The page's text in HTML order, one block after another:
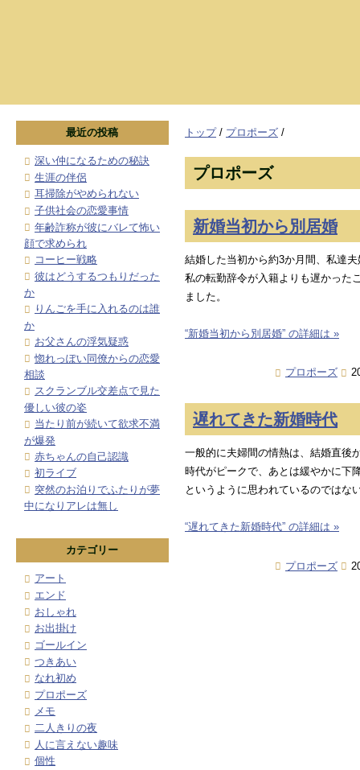
トップ/ プロポーズ /
プロポーズ
新婚当初から別居婚
結婚した当初から約3か月間、私達
私の転勤辞令が入籍よりも遅かった
ました。
“新婚当初から別居婚” の詳細は »
プロポーズ
遅れてきた新婚時代
一般的に夫婦間の情熱は、結婚直後
時代がピークで、あとは緩やかに下
というように思われているのではな
“遅れてきた新婚時代” の詳細は »
プロポーズ
最近の投稿
深い仲になるための秘訣
生涯の伴侶
耳掃除がやめられない
子供社会の恋愛事情
年齢詐称が彼にバレて怖い
顔で求められ
コーヒー戦略
彼はどうするつもりだった
か
りんごを手に入れるのは誰
か
お父さんの浮気疑惑
惚れっぽい同僚からの恋愛
相談
スクランブル交差点で見た
優しい彼の姿
当たり前が続いて欲求不満
が爆発
赤ちゃんの自己認識
初ライブ
突然のお泊りでふたりが夢
中になりアレは無し
カテゴリー
アート
エンド
おしゃれ
お出掛け
ゴールイン
つきあい
なれ初め
プロポーズ
メモ
二人きりの夜
人に言えない趣味
個性